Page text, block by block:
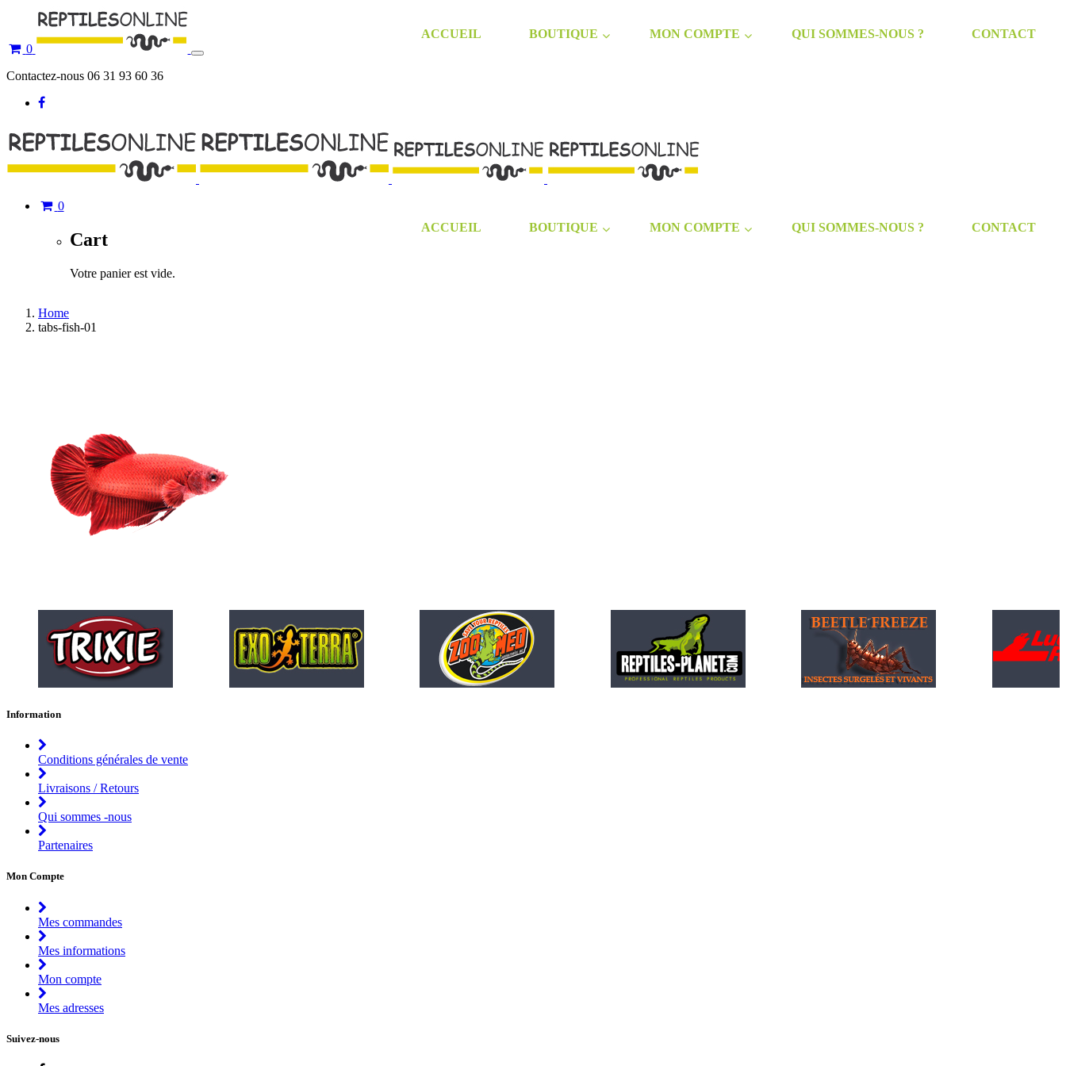
ACCUEIL BOUTIQUE MON COMPTE QUI SOMMES-NOUS ?
CONTACT
0
Toggle
Contactez-nous 06 31 93 60 36
ACCUEIL BOUTIQUE MON COMPTE QUI SOMMES-NOUS ? CONTACT
0
Cart
Votre panier est vide.
Home
tabs-fish-01
Information
Conditions générales de vente
Livraisons / Retours
Qui sommes -nous
Partenaires
Mon Compte
Mes commandes
Mes informations
Mon compte
Mes adresses
Suivez-nous